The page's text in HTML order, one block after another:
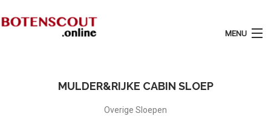
MENU
Plaats AdvertentieMULDER&RIJKE CABIN SLOEP
Overige Sloepen